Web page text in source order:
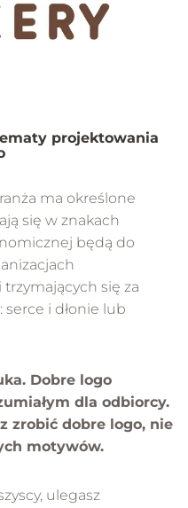
projektowania
ma określone
się w znakach
będą do
się za
i dłonie lub
Dobre logo
dla odbiorcy.
zrobić dobre logo, nie
motywów.
ulegasz